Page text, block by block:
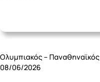
Ολυμπιακός – Παναθηναϊκός
08/06/2026